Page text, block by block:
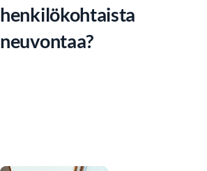
henkilökohtaista
neuvontaa? ​